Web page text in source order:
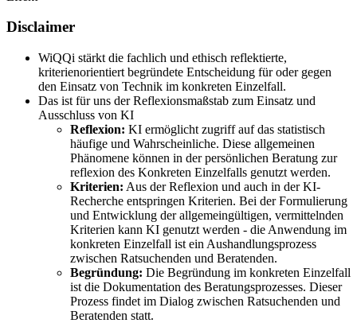
Disclaimer
WiQQi stärkt die fachlich und ethisch reflektierte,
kriterienorientiert begründete Entscheidung für oder gegen
den Einsatz von Technik im konkreten Einzelfall.
Das ist für uns der Reflexionsmaßstab zum Einsatz und
Ausschluss von KI
Reflexion: KI ermöglicht zugriff auf das statistisch
häufige und Wahrscheinliche. Diese allgemeinen
Phänomene können in der persönlichen Beratung zur
reflexion des Konkreten Einzelfalls genutzt werden.
Kriterien: Aus der Reflexion und auch in der KI-
Recherche entspringen Kriterien. Bei der Formulierung
und Entwicklung der allgemeingültigen, vermittelnden
Kriterien kann KI genutzt werden - die Anwendung im
konkreten Einzelfall ist ein Aushandlungsprozess
zwischen Ratsuchenden und Beratenden.
Begründung: Die Begründung im konkreten Einzelfall
ist die Dokumentation des Beratungsprozesses. Dieser
Prozess findet im Dialog zwischen Ratsuchenden und
Beratenden statt.